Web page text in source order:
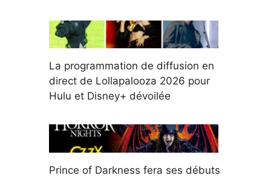
La programmation de diffusion en
direct de Lollapalooza 2026 pour
Hulu et Disney+ dévoilée
Prince of Darkness fera ses débuts